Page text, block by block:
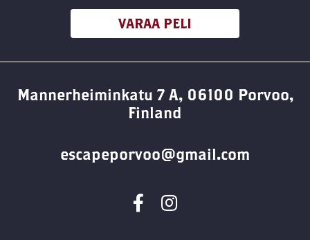
VARAA PELI
Mannerheiminkatu 7 A, 06100 Porvoo,
Finland
escapeporvoo@gmail.com